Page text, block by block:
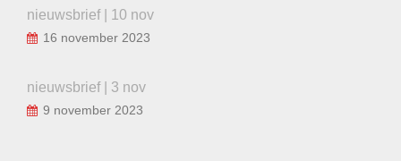
nieuwsbrief | 10 nov
16 november 2023
nieuwsbrief | 3 nov
9 november 2023